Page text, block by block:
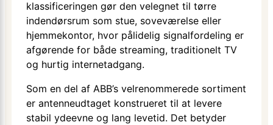
klassificeringen gør den velegnet til tørre
indendørsrum som stue, soveværelse eller
hjemmekontor, hvor pålidelig signalfordeling er
afgørende for både streaming, traditionelt TV
og hurtig internetadgang.
Som en del af ABB’s velrenommerede sortiment
er antenneudtaget konstrueret til at levere
stabil ydeevne og lang levetid. Det betyder